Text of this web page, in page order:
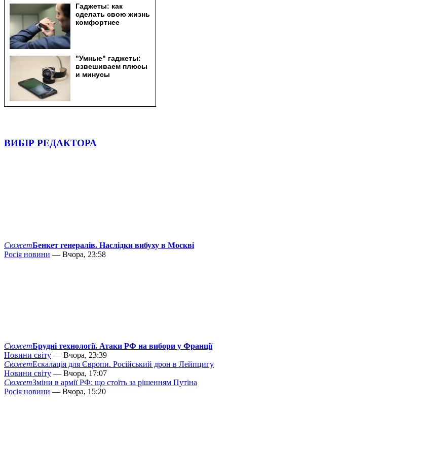
ВИБІР РЕДАКТОРА
СюжетБенкет генералів. Наслідки вибуху в Москві
Росія новини — Вчора, 23:58
СюжетБрудні технології. Атаки РФ на вибори у Франції
Новини світу — Вчора, 23:39
СюжетЕскалація для Європи. Російський дрон в Лейпцигу
Новини світу — Вчора, 17:07
СюжетЗміни в армії РФ: що стоїть за рішенням Путіна
Росія новини — Вчора, 15:20